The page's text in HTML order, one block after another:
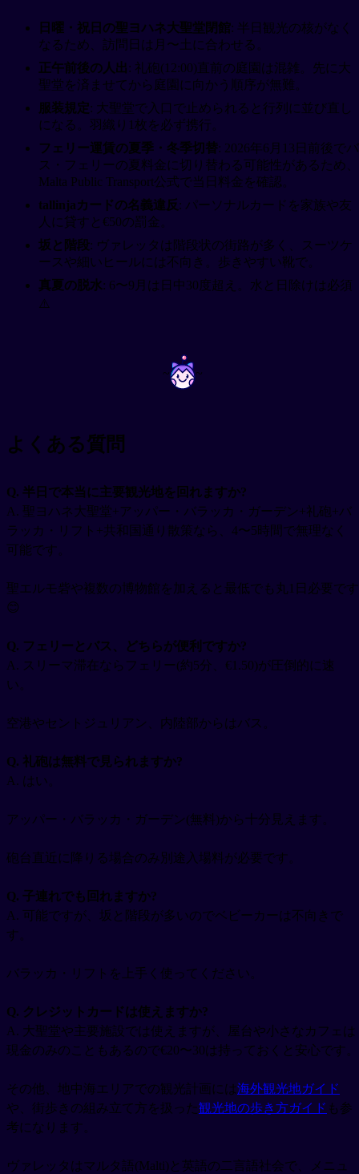
日曜・祝日の聖ヨハネ大聖堂閉館: 半日観光の核がなく
なるため、訪問日は月〜土に合わせる。
正午前後の人出 : 礼砲(12:00)直前の庭園は混雑。先に大
聖堂を済ませてから庭園に向かう順序が無難。
服装規定: 大聖堂で入口で止められると行列に並び直し
になる。羽織り1枚を必ず携行。
フェリー運賃の夏季・冬季切替: 2026年6月13日前後でバ
ス・フェリーの夏料金に切り替わる可能性があるため、
Malta Public Transport公式で当日料金を確認。
tallinjaカードの名義違反 : パーソナルカードを家族や友
人に貸すと€50の罰金。
坂と階段: ヴァレッタは階段状の街路が多く、スーツケ
ースや細いヒールには不向き。歩きやすい靴で。
真夏の脱水: 6〜9月は日中30度超え。水と日除けは必須
⚠️
~ ~
よくある質問
Q. 半日で本当に主要観光地を回れますか?
A. 聖ヨハネ大聖堂+アッパー・バラッカ・ガーデン+礼砲+バ
ラッカ・リフト+共和国通り散策なら、4〜5時間で無理なく
可能です。
聖エルモ砦や複数の博物館を加えると最低でも丸1日必要です
😊
Q. フェリーとバス、どちらが便利ですか?
A. スリーマ滞在ならフェリー(約5分、€1.50)が圧倒的に速
い。
空港やセントジュリアン、内陸部からはバス。
Q. 礼砲は無料で見られますか?
A. はい。
アッパー・バラッカ・ガーデン(無料)から十分見えます。
砲台直近に降りる場合のみ別途入場料が必要です。
Q. 子連れでも回れますか?
A. 可能ですが、坂と階段が多いのでベビーカーは不向きで
す。
バラッカ・リフトを上手く使ってください。
Q. クレジットカードは使えますか?
A. 大聖堂や主要施設では使えますが、屋台や小さなカフェは
現金のみのこともあるので€20〜30は持っておくと安心です。
その他、地中海エリアでの観光計画には海外観光地ガイド
や、街歩きの組み立て方を扱った観光地の歩き方ガイド も参
考になります。
ヴァレッタはマルタ語(Malti)と英語の二言語社会で、メニュ